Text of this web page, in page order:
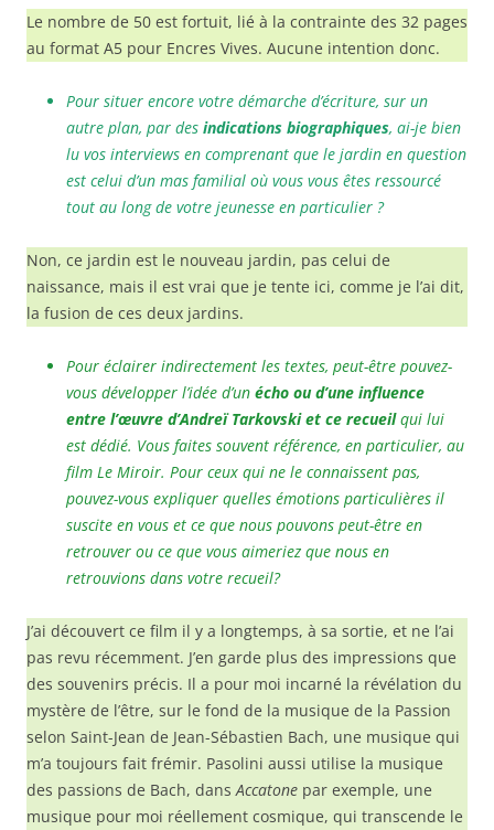
Le nombre de 50 est fortuit, lié à la contrainte des 32 pages
au format A5 pour Encres Vives. Aucune intention donc.
Pour situer encore votre démarche d’écriture, sur un
autre plan, par des indications biographiques, ai-je bien
lu vos interviews en comprenant que le jardin en question
est celui d’un mas familial où vous vous êtes ressourcé
tout au long de votre jeunesse en particulier ?
Non, ce jardin est le nouveau jardin, pas celui de
naissance, mais il est vrai que je tente ici, comme je l’ai dit,
la fusion de ces deux jardins.
Pour éclairer indirectement les textes, peut-être pouvez-
vous développer l’idée d’un écho ou d’une influence
entre l’œuvre d’Andreï Tarkovski et ce recueilqui lui
est dédié. Vous faites souvent référence, en particulier, au
film Le Miroir. Pour ceux qui ne le connaissent pas,
pouvez-vous expliquer quelles émotions particulières il
suscite en vous et ce que nous pouvons peut-être en
retrouver ou ce que vous aimeriez que nous en
retrouvions dans votre recueil?
J’ai découvert ce film il y a longtemps, à sa sortie, et ne l’ai
pas revu récemment. J’en garde plus des impressions que
des souvenirs précis. Il a pour moi incarné la révélation du
mystère de l’être, sur le fond de la musique de la Passion
selon Saint-Jean de Jean-Sébastien Bach, une musique qui
m’a toujours fait frémir. Pasolini aussi utilise la musique
des passions de Bach, dans Accatone par exemple, une
musique pour moi réellement cosmique, qui transcende le